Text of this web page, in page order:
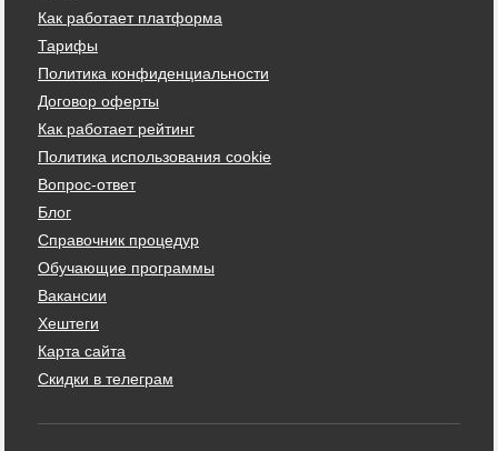
Как работает платформа
Тарифы
Политика конфиденциальности
Договор оферты
Как работает рейтинг
Политика использования cookie
Вопрос-ответ
Блог
Справочник процедур
Обучающие программы
Вакансии
Хештеги
Карта сайта
Скидки в телеграм